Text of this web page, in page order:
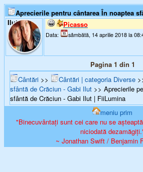
Aprecierile pentru cântarea În noaptea
Ilut
Picasso
Data: sâmbătă, 14 aprilie 2018 la
Pagina 1 din 1
Cântări >> Cântări | categoria Diverse
sfântă de Crăciun - Gabi Ilut >> Aprecierile
sfântă de Crăciun - Gabi Ilut | FiiLumina
meniu prim
"Binecuvântați sunt cei care nu se
niciodată
~ Jonathan Swift / Benjamin